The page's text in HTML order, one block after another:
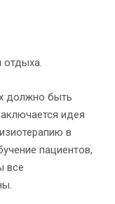
отдыха.
должно быть
идея
в
пациентов,
все